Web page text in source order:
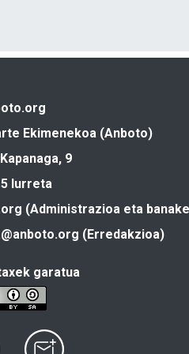
Ekimenekoa (Anboto)
9
Iurreta
(Administrazioa eta
(Erredakzioa)
garatua